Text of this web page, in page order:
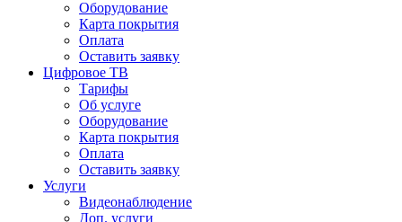
Оборудование
Карта покрытия
Оплата
Оставить заявку
Цифровое ТВ
Тарифы
Об услуге
Оборудование
Карта покрытия
Оплата
Оставить заявку
Услуги
Видеонаблюдение
Доп. услуги